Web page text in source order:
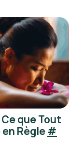
que Tout
Règle#